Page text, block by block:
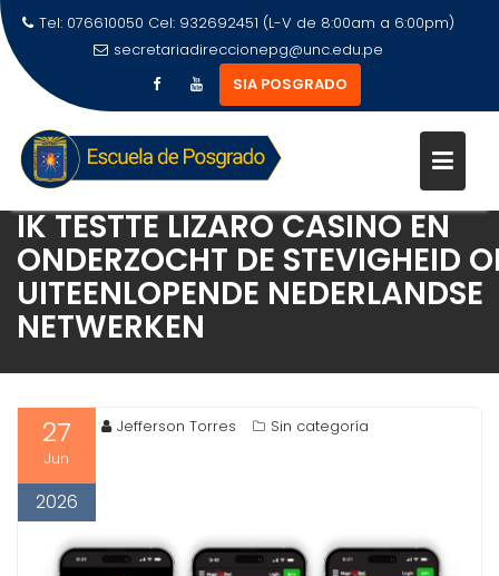
Tel: 076610050 Cel: 932692451 (L-V de 8:00am a 6:00pm)
secretariadireccionepg@unc.edu.pe
SIA POSGRADO
IK TESTTE LIZARO CASINO EN
ONDERZOCHT DE STEVIGHEID
UITEENLOPENDE NEDERLANDSE
NETWERKEN
27
Jun
2026
Jefferson Torres Sin categoría